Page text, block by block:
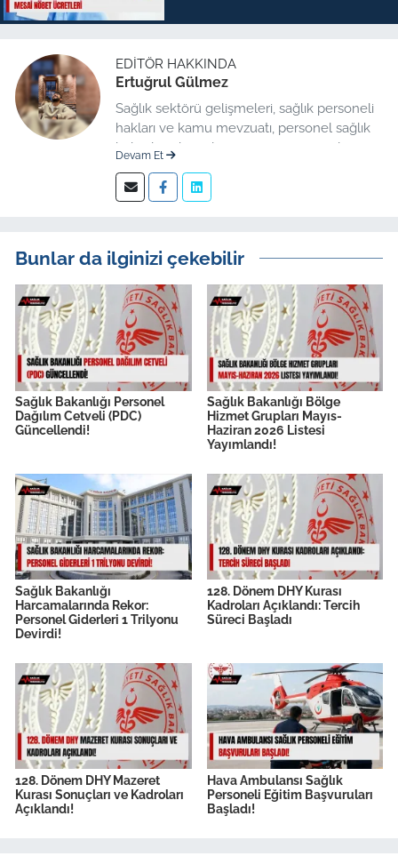
EDITÖR HAKKINDA
Ertuğrul Gülmez
Sağlık sektörü gelişmeleri, sağlık personeli
hakları ve kamu mevzuatı, personel sağlık
haberleri düzenleme üzerine uzmanlaşmış
Devam Et
Bunlar da ilginizi çekebilir
Sağlık Bakanlığı Personel
Dağılım Cetveli (PDC)
Güncellendi!
Sağlık Bakanlığı Bölge
Hizmet Grupları Mayıs-
Haziran 2026 Listesi
Yayımlandı!
Sağlık Bakanlığı
Harcamalarında Rekor:
Personel Giderleri 1 Trilyonu
Devirdi!
128. Dönem DHY Kurası
Kadroları Açıklandı: Tercih
Süreci Başladı
128. Dönem DHY Mazeret
Kurası Sonuçları ve Kadroları
Açıklandı!
Hava Ambulansı Sağlık
Personeli Eğitim Başvuruları
Başladı!